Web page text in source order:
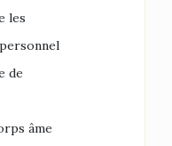
les
de
âme